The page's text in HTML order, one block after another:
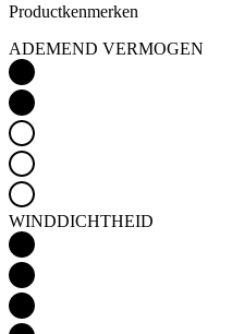
Productkenmerken
ADEMEND VERMOGEN
WINDDICHTHEID